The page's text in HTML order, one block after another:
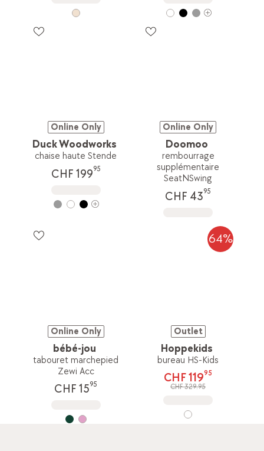
Online Only
Duck Woodworks
chaise haute Stende
CHF 19995
Online Only
Doomoo
rembourrage
supplémentaire
SeatNSwing
CHF 4395
Online Only
bébé-jou
tabouret marchepied
Zewi Acc
CHF 1595
64%
Outlet
Hoppekids
bureau HS-Kids
CHF 11995
CHF 329.95